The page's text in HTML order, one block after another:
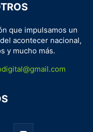
que impulsamos un
acontecer nacional,
y mucho más.